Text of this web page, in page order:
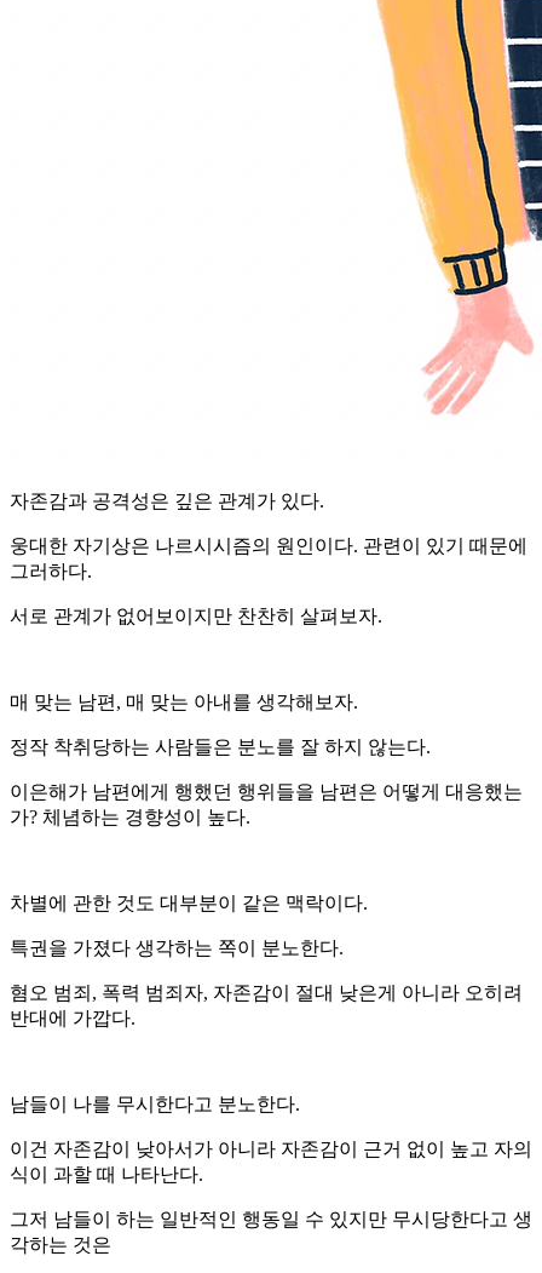
자존감과 공격성은 깊은 관계가 있다.
웅대한 자기상은 나르시시즘의 원인이다. 관련이 있기 때문에
그러하다.
서로 관계가 없어보이지만 찬찬히 살펴보자.
매 맞는 남편, 매 맞는 아내를 생각해보자.
정작 착취당하는 사람들은 분노를 잘 하지 않는다.
이은해가 남편에게 행했던 행위들을 남편은 어떻게 대응했는
가? 체념하는 경향성이 높다.
차별에 관한 것도 대부분이 같은 맥락이다.
특권을 가졌다 생각하는 쪽이 분노한다.
혐오 범죄, 폭력 범죄자, 자존감이 절대 낮은게 아니라 오히려
반대에 가깝다.
남들이 나를 무시한다고 분노한다.
이건 자존감이 낮아서가 아니라 자존감이 근거 없이 높고 자의
식이 과할 때 나타난다.
그저 남들이 하는 일반적인 행동일 수 있지만 무시당한다고 생
각하는 것은